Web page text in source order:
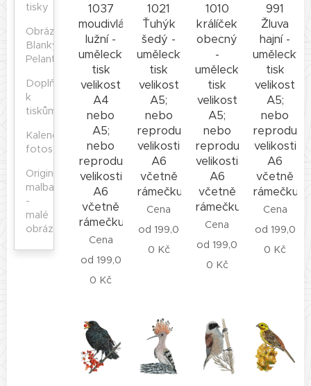
tisky
Obrázky
Blanky
Pelantové
Doplňky
k
tiskům
Kalendáře,
fotosešity
Originální
malba
-
malé
obrázky
1037
moudivláček
lužní -
umělecký
tisk
velikost
A4
nebo
A5;
nebo
reprodukce
velikosti
A6
včetně
rámečku
Cena
od 199,0
0 Kč
1021
Ťuhýk
šedý -
umělecký
tisk
velikost
A5;
nebo
reprodukce
velikosti
A6
včetně
rámečku
Cena
od199,0
0 Kč
1010
králíček
obecný
-
umělecký
tisk
velikost
A5;
nebo
reprodukce
velikosti
A6
včetně
rámečku
Cena
od199,0
0 Kč
991
Žluva
hajní -
umělecký
tisk
velikost
A5;
nebo
velikosti
A6
včetně
rámečku
Cena
od 199,0
0 Kč